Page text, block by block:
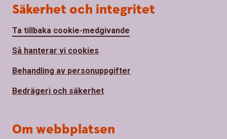
Säkerhet och integritet
Ta tillbaka cookie-medgivande
Så hanterar vi cookies
Behandling av personuppgifter
Bedrägeri och säkerhet
Om webbplatsen